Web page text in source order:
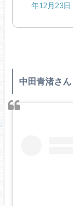
年12月23日
中田青渚さん